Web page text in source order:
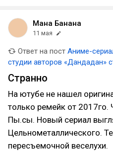
Мана Банана
11 мая
Ответ на пост Аниме-
студии авторов «Дандадан»
арты
Странно
На ютубе не нашел
только ремейк от 2017го.
Пы.сы. Новый сериал
Цельнометаллического.
пересъемочной веселухи.